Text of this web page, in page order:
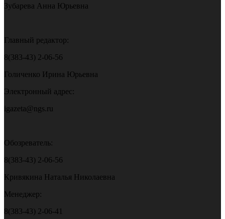
Зубарева Анна Юрьевна
Главный редактор:
8(383-43) 2-06-56
Голиченко Ирина Юрьевна
Электронный адрес:
igazeta@ngs.ru
Обозреватель:
8(383-43) 2-06-56
Кривякина Наталья Николаевна
Менеджер:
8(383-43) 2-06-41